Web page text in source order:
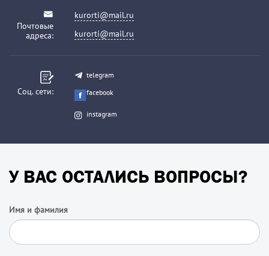
Почтовые
адреса:
kurorti@mail.ru
kurorti@mail.ru
Соц. сети:
telegram
facebook
instagram
У ВАС ОСТАЛИСЬ ВОПРОСЫ?
Имя и фамилия